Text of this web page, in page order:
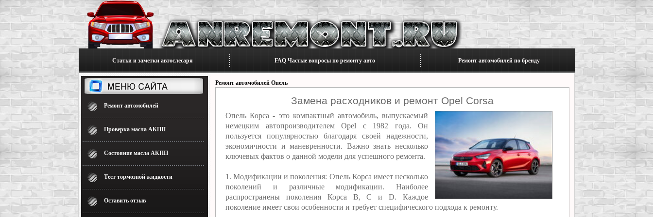
Статьи и заметки автослесаря FAQ Частые вопросы по ремонту авто Ремонт автомобилей по бренду
Ремонт автомобилей
Проверка масла АКПП
Состояние масла АКПП
Тест тормозной жидкости
Оставить отзыв
Ремонт автомобилей Опель
Замена расходников и ремонт Opel Corsa
Опель Корса - это компактный автомобиль, выпускаемый
немецким автопроизводителем Opel с 1982 года. Он
пользуется популярностью благодаря своей надежности,
экономичности и маневренности. Важно знать несколько
ключевых фактов о данной модели для успешного ремонта.
1. Модификации и поколения: Опель Корса имеет несколько
поколений и различные модификации. Наиболее
распространены поколения Корса B, C и D. Каждое
поколение имеет свои особенности и требует специфического подхода к ремонту.